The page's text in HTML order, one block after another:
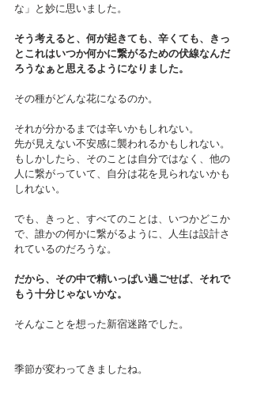
な」と妙に思いました。
そう考えると、何が起きても、辛くても、きっ
とこれはいつか何かに繋がるための伏線なんだ
ろうなぁと思えるようになりました。
その種がどんな花になるのか。
それが分かるまでは辛いかもしれない。
先が見えない不安感に襲われるかもしれない。
もしかしたら、そのことは自分ではなく、他の
人に繋がっていて、自分は花を見られないかも
しれない。
でも、きっと、すべてのことは、いつかどこか
で、誰かの何かに繋がるように、人生は設計さ
れているのだろうな。
だから、その中で精いっぱい過ごせば、それで
もう十分じゃないかな。
そんなことを想った新宿迷路でした。
季節が変わってきましたね。